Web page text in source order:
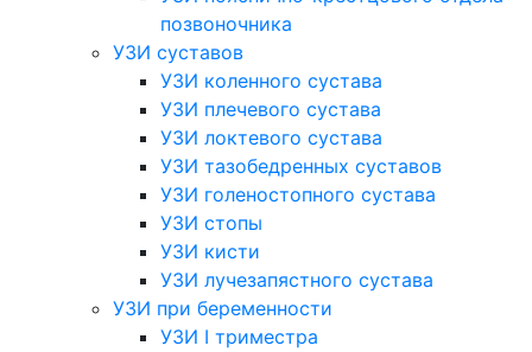
позвоночника
УЗИ суставов
УЗИ коленного сустава
УЗИ плечевого сустава
УЗИ локтевого сустава
УЗИ тазобедренных суставов
УЗИ голеностопного сустава
УЗИ стопы
УЗИ кисти
УЗИ лучезапястного сустава
УЗИ при беременности
УЗИ I триместра